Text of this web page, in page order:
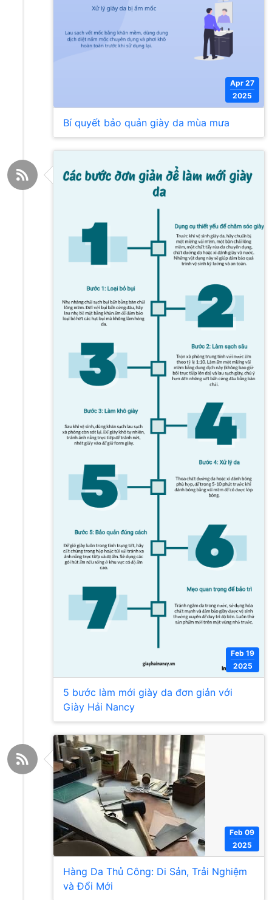
Apr 27
2025
Bí quyết bảo quản giày da mùa mưa
Feb 19
2025
5 bước làm mới giày da đơn giản với
Giày Hải Nancy
Feb 09
2025
Hàng Da Thủ Công: Di Sản, Trải Nghiệm
và Đổi Mới